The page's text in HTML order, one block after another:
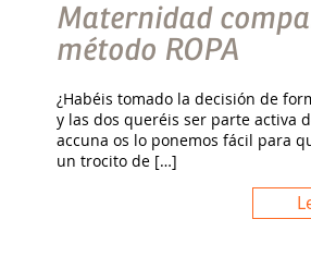
Maternidad
método ROPA
¿Habéis tomado la decisión de
y las dos queréis ser parte activa
accuna os lo ponemos fácil para
un trocito de […]